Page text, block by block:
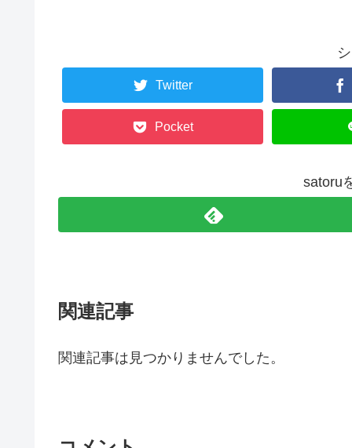
Twitter
Pocket
satoru
関連記事
関連記事は見つかりませんでした。